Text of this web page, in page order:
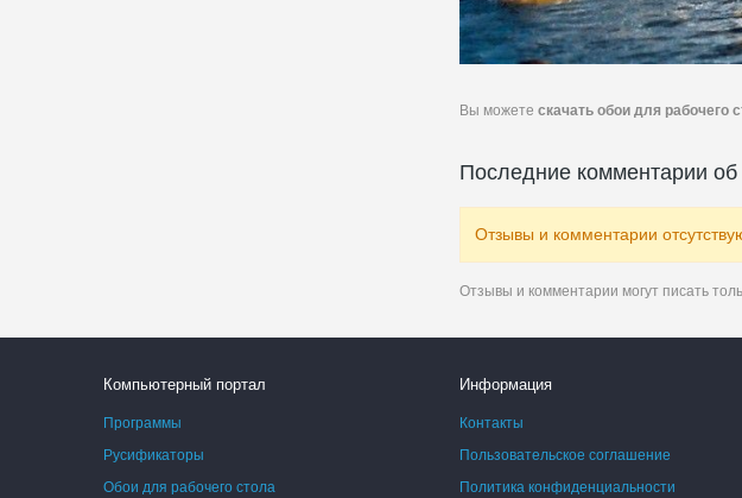
Вы можете скачать обои для рабочего
Последние комментарии
Отзывы и комментарии
Отзывы и комментарии могут писать
Компьютерный портал
Программы
Русификаторы
Обои для рабочего стола
Информация
Контакты
Пользовательское соглашение
Политика конфиденциальности